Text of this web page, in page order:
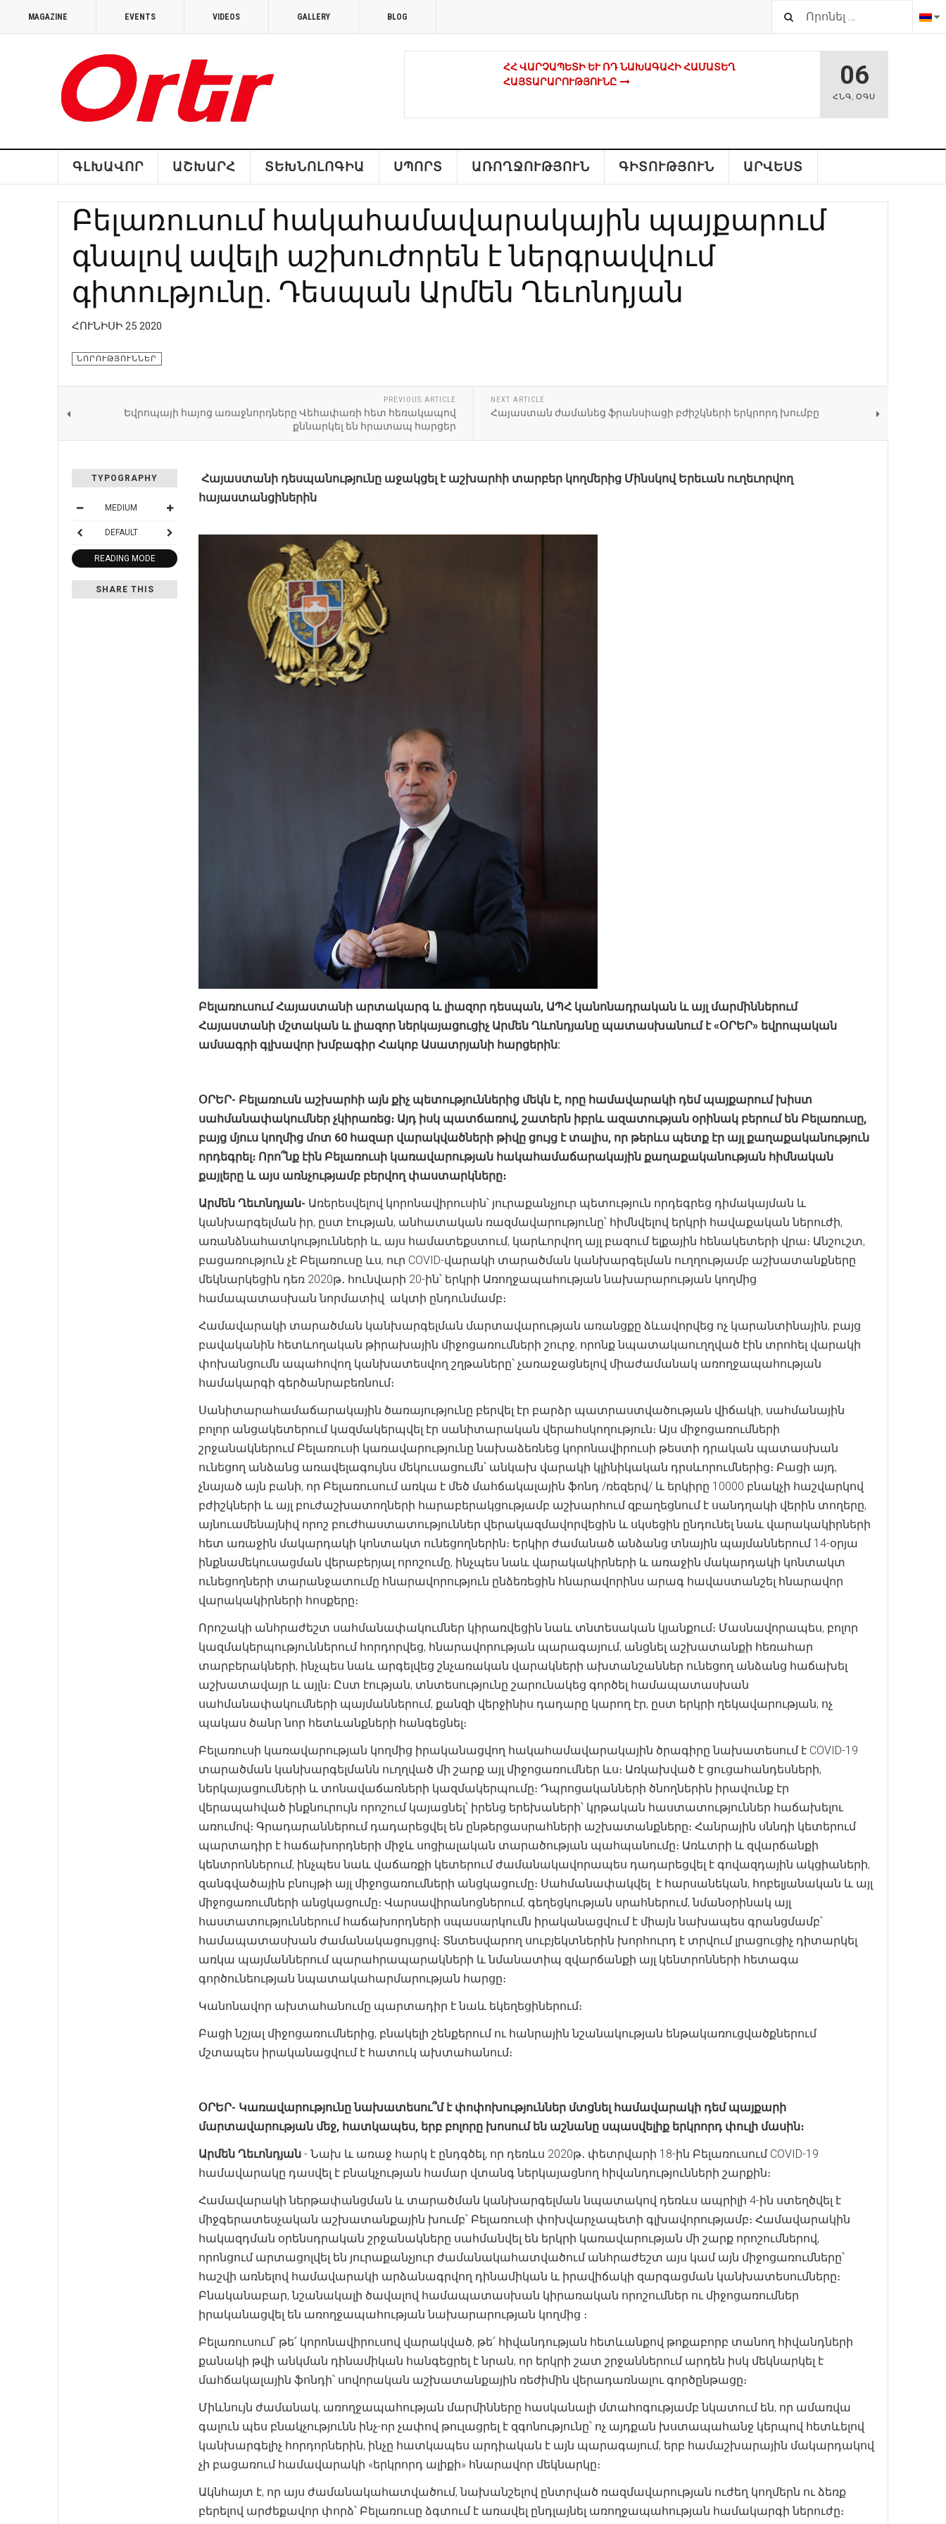
MAGAZINE EVENTS VIDEOS GALLERY BLOG
ՀՀ ՎԱՐՉԱՊԵՏԻ ԵՒ ՌԴ ՆԱԽԱԳԱՀԻ ՀԱՄԱՏԵՂ Հ
ԱՅՏԱՐԱՐՈՒԹՅՈՒՆԸ
ՔԱՂԱՔԱԿԱՆ ԳՈՐԾԻՉՆԵՐԸ ՀԱՄԱԽՄԲՎՈՒՄ ԵՆ
ԳՈՐԾԵԼ ՀԱՄԱԿԱՐԳՎԱԾ ԵՎ ՄԻԱՍՆԱԿԱՆ ԱԶԱՏԱԳՐԵԼՈՒ
ՀԱՄԱՐ ՀԱՅՐԵՆԻՔԸ ԴԱՎԱԴԻՐ ԻՇԽԱՆՈՒԹՅՈՒՆՆԵՐԻՑ.
ԱԶԱՏԱԳՐԱԿԱՆ ՇԱՐԺՈՒՄ
ՀՐԱՉՅԱ ԲՈՅԱՋՅԱՆԸ՝ ԼԵՀԱՍՏԱՆՈՒՄ ՀԱՅԱՍՏԱՆԻ
ՊԱՏՎԱՎՈՐ ՀՅՈՒՊԱՏՈՍ
«ՀԱՐՈՒԹՅՈՒՆԸ ԱՅՆՏԵՂ Է, ՈՐՏԵՂ ՏԵՐՈՒՆԱՎԱՆԴ ՍԵՐՆ Է
ՀԱՂԹԱՆԱԿՈՒՄ»․ ԱՄԵՆԱՅՆ ՀԱՅՈՑ ԿԱԹՈՂԻԿՈՍ
06
ՀՆԳ,ՕԳՍ
ԳԼԽԱՎՈՐ ԱՇԽԱՐՀ ՏԵԽՆՈԼՈԳԻԱ ՍՊՈՐՏ ԱՌՈՂՋՈՒԹՅՈՒՆ ԳԻՏՈՒԹՅՈՒՆ ԱՐՎԵՍՏ
Բելառուսում հակահամավարակային պայքարում
գնալով ավելի աշխուժորեն է ներգրավվում
գիտությունը. Դեսպան Արմեն Ղեւոնդյան
ՀՈՒՆԻՍԻ 25 2020
ՆՈՐՈՒԹՅՈՒՆՆԵՐ
PREVIOUS ARTICLE
Եվրոպայի հայոց առաջնորդները Վեհափառի հետ հեռակապով
քննարկել են հրատապ հարցեր
NEXT ARTICLE
Հայաստան ժամանեց ֆրանսիացի բժիշկների երկրորդ խումբը
TYPOGRAPHY
MEDIUM
DEFAULT
READING MODE
SHARE THIS
Հայաստանի դեսպանությունը աջակցել է աշխարհի տարբեր կողմերից Մինսկով Երեւան ուղեւորվող
հայաստանցիներին
Բելառուսում Հայաստանի արտակարգ և լիազոր դեսպան, ԱՊՀ կանոնադրական և այլ մարմիններում
Հայաստանի մշտական և լիազոր ներկայացուցիչ Արմեն Ղևոնդյանը պատասխանում է «ՕՐԵՐ» եվրոպական
ամսագրի գլխավոր խմբագիր Հակոբ Ասատրյանի հարցերին:
ՕՐԵՐ- Բելառուսն աշխարհի այն քիչ պետություններից մեկն է, որը համավարակի դեմ պայքարում խիստ
սահմանափակումներ չկիրառեց։ Այդ իսկ պատճառով, շատերն իբրև ազատության օրինակ բերում են Բելառուսը,
բայց մյուս կողմից մոտ 60 հազար վարակվածների թիվը ցույց է տալիս, որ թերևս պետք էր այլ քաղաքականություն
որդեգրել։ Որո՞նք էին Բելառուսի կառավարության հակահամաճարակային քաղաքականության հիմնական
քայլերը և այս առնչությամբ բերվող փաստարկները։
Արմեն Ղեւոնդյան- Առերեսվելով կորոնավիրուսին՝ յուրաքանչյուր պետություն որդեգրեց դիմակայման և
կանխարգելման իր, ըստ էության, անհատական ռազմավարությունը՝ հիմնվելով երկրի հավաքական ներուժի,
առանձնահատկությունների և, այս համատեքստում, կարևորվող այլ բազում ելքային հենակետերի վրա։ Անշուշտ,
բացառություն չէ Բելառուսը ևս, ուր COVID-վարակի տարածման կանխարգելման ուղղությամբ աշխատանքները
մեկնարկեցին դեռ 2020թ․ հունվարի 20-ին՝ երկրի Առողջապահության նախարարության կողմից
համապատասխան նորմատիվ ակտի ընդունմամբ։
Համավարակի տարածման կանխարգելման մարտավարության առանցքը ձևավորվեց ոչ կարանտինային, բայց
բավականին հետևողական թիրախային միջոցառումների շուրջ, որոնք նպատակաուղղված էին տրոհել վարակի
փոխանցումն ապահովող կանխատեսվող շղթաները՝ չառաջացնելով միաժամանակ առողջապահության
համակարգի գերծանրաբեռնում։
Սանիտարահամաճարակային ծառայությունը բերվել էր բարձր պատրաստվածության վիճակի, սահմանային
բոլոր անցակետերում կազմակերպվել էր սանիտարական վերահսկողություն։ Այս միջոցառումների
շրջանակներում Բելառուսի կառավարությունը նախաձեռնեց կորոնավիրուսի թեստի դրական պատասխան
ունեցող անձանց առավելագույնս մեկուսացումն՝ անկախ վարակի կլինիկական դրսևորումներից։ Բացի այդ,
չնայած այն բանի, որ Բելառուսում առկա է մեծ մահճակալային ֆոնդ /ռեզերվ/ և երկիրը 10000 բնակչի հաշվարկով
բժիշկների և այլ բուժաշխատողների հարաբերակցությամբ աշխարհում զբաղեցնում է սանդղակի վերին տողերը,
այնուամենայնիվ որոշ բուժհաստատություններ վերակազմավորվեցին և սկսեցին ընդունել նաև վարակակիրների
հետ առաջին մակարդակի կոնտակտ ունեցողներին։ Երկիր ժամանած անձանց տնային պայմաններում 14-օրյա
ինքնամեկուսացման վերաբերյալ որոշումը, ինչպես նաև վարակակիրների և առաջին մակարդակի կոնտակտ
ունեցողների տարանջատումը հնարավորություն ընձեռեցին հնարավորինս արագ հավաստանշել հնարավոր
վարակակիրների հոսքերը։
Որոշակի անհրաժեշտ սահմանափակումներ կիրառվեցին նաև տնտեսական կյանքում։ Մասնավորապես, բոլոր
կազմակերպություններում հորդորվեց, հնարավորության պարագայում, անցնել աշխատանքի հեռահար
տարբերակների, ինչպես նաև արգելվեց շնչառական վարակների ախտանշաններ ունեցող անձանց հաճախել
աշխատավայր և այլն։ Ըստ էության, տնտեսությունը շարունակեց գործել համապատասխան
սահմանափակումների պայմաններում, քանզի վերջինիս դադարը կարող էր, ըստ երկրի ղեկավարության, ոչ
պակաս ծանր նոր հետևանքների հանգեցնել։
Բելառուսի կառավարության կողմից իրականացվող հակահամավարակային ծրագիրը նախատեսում է COVID-19
տարածման կանխարգելմանն ուղղված մի շարք այլ միջոցառումներ ևս։ Առկախված է ցուցահանդեսների,
ներկայացումների և տոնավաճառների կազմակերպումը։ Դպրոցականների ծնողներին իրավունք էր
վերապահված ինքնուրույն որոշում կայացնել՝ իրենց երեխաների՝ կրթական հաստատություններ հաճախելու
առումով։ Գրադարաններում դադարեցվել են ընթերցասրահների աշխատանքները։ Հանրային սննդի կետերում
պարտադիր է հաճախորդների միջև սոցիալական տարածության պահպանումը։ Առևտրի և զվարճանքի
կենտրոններում, ինչպես նաև վաճառքի կետերում ժամանակավորապես դադարեցվել է գովազդային ակցիաների,
զանգվածային բնույթի այլ միջոցառումների անցկացումը։ Սահմանափակվել է հարսանեկան, հոբելյանական և այլ
միջոցառումների անցկացումը։ Վարսավիրանոցներում, գեղեցկության սրահներում, նմանօրինակ այլ
հաստատություններում հաճախորդների սպասարկումն իրականացվում է միայն նախապես գրանցմամբ՝
համապատասխան ժամանակացույցով։ Տնտեսվարող սուբյեկտներին խորհուրդ է տրվում լրացուցիչ դիտարկել
առկա պայմաններում պարահրապարակների և նմանատիպ զվարճանքի այլ կենտրոնների հետագա
գործունեության նպատակահարմարության հարցը։
Կանոնավոր ախտահանումը պարտադիր է նաև եկեղեցիներում։
Բացի նշյալ միջոցառումներից, բնակելի շենքերում ու հանրային նշանակության ենթակառուցվածքներում
մշտապես իրականացվում է հատուկ ախտահանում։
ՕՐԵՐ- Կառավարությունը նախատեսու՞մ է փոփոխություններ մտցնել համավարակի դեմ պայքարի
մարտավարության մեջ, հատկապես, երբ բոլորը խոսում են աշնանը սպասվելիք երկրորդ փուլի մասին։
Արմեն Ղեւոնդյան - Նախ և առաջ հարկ է ընդգծել, որ դեռևս 2020թ․ փետրվարի 18-ին Բելառուսում COVID-19
համավարակը դասվել է բնակչության համար վտանգ ներկայացնող հիվանդությունների շարքին։
Համավարակի ներթափանցման և տարածման կանխարգելման նպատակով դեռևս ապրիլի 4-ին ստեղծվել է
միջգերատեսչական աշխատանքային խումբ՝ Բելառուսի փոխվարչապետի գլխավորությամբ։ Համավարակին
հակազդման օրենսդրական շրջանակները սահմանվել են երկրի կառավարության մի շարք որոշումներով,
որոնցում արտացոլվել են յուրաքանչյուր ժամանակահատվածում անհրաժեշտ այս կամ այն միջոցառումները՝
հաշվի առնելով համավարակի արձանագրվող դինամիկան և իրավիճակի զարգացման կանխատեսումները։
Բնականաբար, նշանակալի ծավալով համապատասխան կիրառական որոշումներ ու միջոցառումներ
իրականացվել են առողջապահության նախարարության կողմից ։
Բելառուսում՝ թե՛ կորոնավիրուսով վարակված, թե՛ հիվանդության հետևանքով թոքաբորբ տանող հիվանդների
քանակի թվի անկման դինամիկան հանգեցրել է նրան, որ երկրի շատ շրջաններում արդեն իսկ մեկնարկել է
մահճակալային ֆոնդի՝ սովորական աշխատանքային ռեժիմին վերադառնալու գործընթացը։
Միևնույն ժամանակ, առողջապահության մարմինները հասկանալի մտահոգությամբ նկատում են, որ ամառվա
գալուն պես բնակչությունն ինչ-որ չափով թուլացրել է զգոնությունը՝ ոչ այդքան խստապահանջ կերպով հետևելով
կանխարգելիչ հորդորներին, ինչը հատկապես արդիական է այն պարագայում, երբ համաշխարային մակարդակով
չի բացառում համավարակի «երկրորդ ալիքի» հնարավոր մեկնարկը։
Ակնհայտ է, որ այս ժամանակահատվածում, նախանշելով ընտրված ռազմավարության ուժեղ կողմերն ու ձեռք
բերելով արժեքավոր փորձ՝ Բելառուսը ձգտում է առավել ընդլայնել առողջապահության համակարգի ներուժը։